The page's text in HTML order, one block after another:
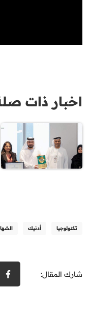
اخبار ذات
تكنولوجيا أدنيك
شارك المقال: